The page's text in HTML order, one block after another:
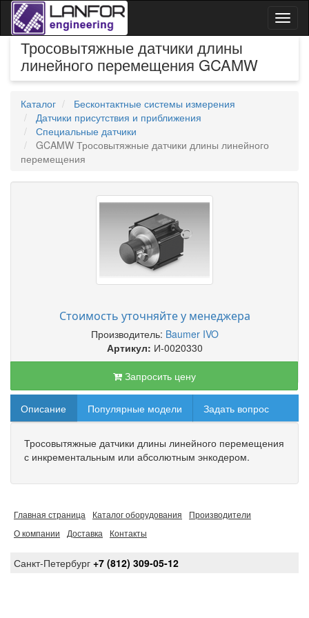
Тросовытяжные датчики длины
линейного перемещения GCAMW
Каталог
Бесконтактные системы измерения
Датчики присутствия и приближения
Специальные датчики
GCAMW Тросовытяжные датчики длины линейного
перемещения
Стоимость уточняйте у менеджера
Производитель: Baumer IVO
Артикул: И-0020330
Запросить цену
Описание Популярные модели Задать вопрос
Тросовытяжные датчики длины линейного перемещения
с инкрементальным или абсолютным энкодером.
Главная страница Каталог оборудования
Производители
О компании
Доставка Контакты
Санкт-Петербург +7 (812) 309-05-12